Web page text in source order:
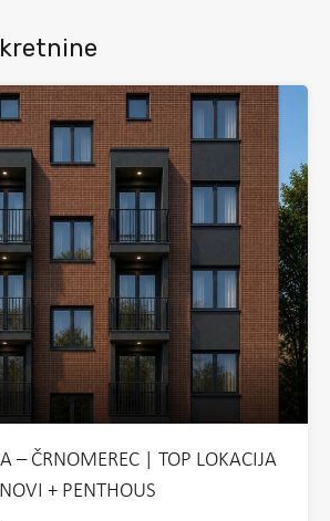
– ČRNOMEREC | TOP LOKACIJA
+ PENTHOUS